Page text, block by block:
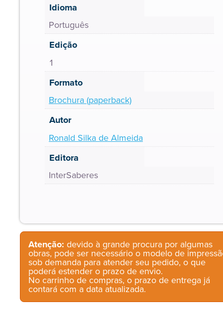
Idioma
Português
Edição
1
Formato
Brochura (paperback)
Autor
Ronald Silka de Almeida
Editora
InterSaberes
Atenção: devido à grande procura por algumas
obras, pode ser necessário o modelo de
sob demanda para atender seu pedido, o que
poderá estender o prazo de envio.
No carrinho de compras, o prazo de entrega já
contará com a data atualizada.